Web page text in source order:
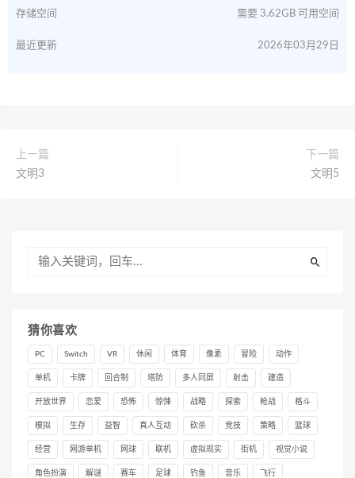
存储空间 需要 3.62GB 可用空间
最近更新 2026年03月29日
上一篇
文明3
下一篇
文明5
猜你喜欢
PC Switch VR 休闲 体育 像素 冒险 动作
单机 卡牌 回合制 塔防 多人同屏 射击 建造
开放世界 恋爱 恐怖 惊悚 战略 探索 枪战 格斗
模拟 生存 益智 真人互动 砍杀 竞技 策略 篮球
经营 网游单机 网球 联机 虚拟现实 街机 视觉小说
角色扮演 解谜 赛车 足球 钓鱼 音乐 飞行